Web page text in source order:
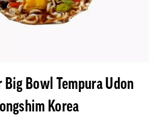
Big Bowl Tempura Udon
Korea